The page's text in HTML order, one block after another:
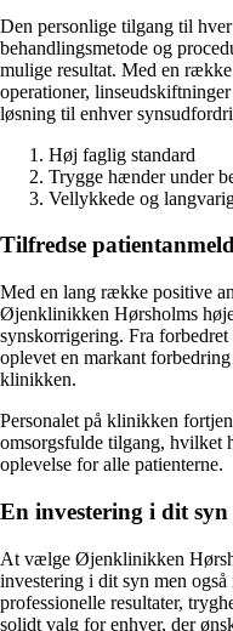
Den personlige tilgang til
behandlingsmetode og
mulige resultat. Med en
operationer,
løsning til enhver
Høj faglig standard
Trygge hænder under
Vellykkede og
Tilfredse
Med en lang række positive
Øjenklinikken Hørsholms
synskorrigering. Fra
oplevet en markant
klinikken.
Personalet på klinikken
omsorgsfulde tilgang, hvilket
oplevelse for alle patienterne.
En investering i dit
At vælge Øjenklinikken
investering i dit syn men
professionelle resultater,
solidt valg for enhver, der